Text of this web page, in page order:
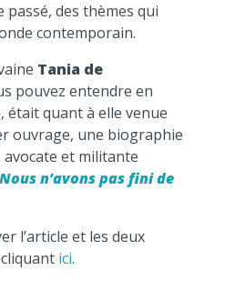
passé, des thèmes qui
contemporain.
Tania de
pouvez entendre en
était quant à elle venue
ouvrage, une biographie
avocate et militante
Nous n’avons pas fini de
l’article et les deux
ici.